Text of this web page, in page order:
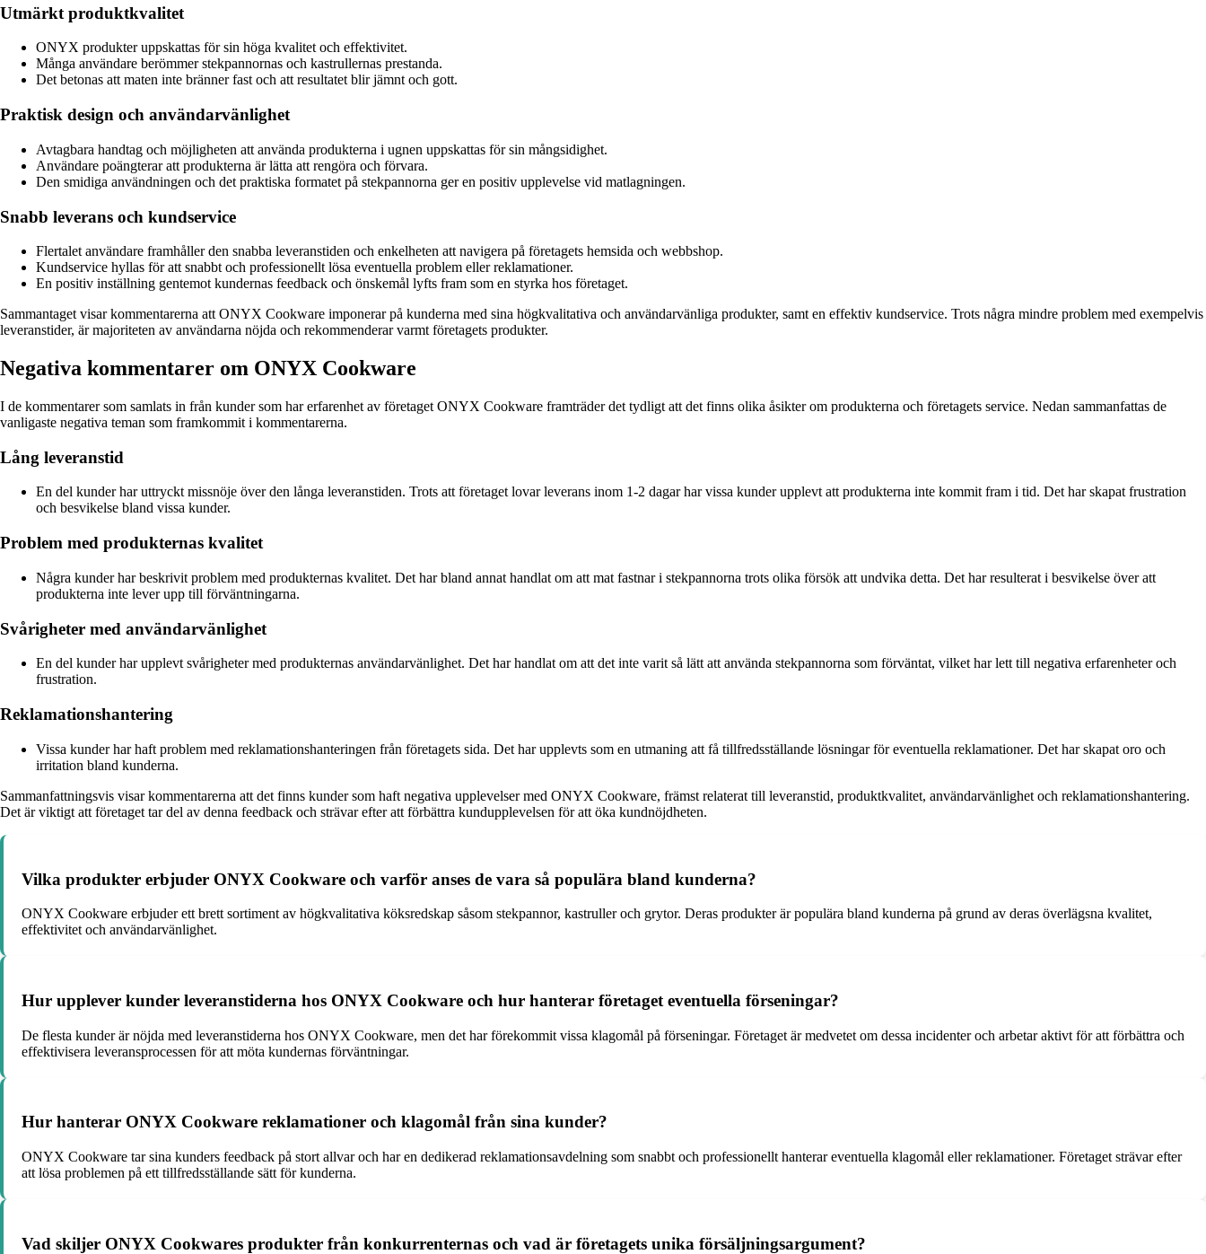
Utmärkt produktkvalitet
ONYX produkter uppskattas för sin höga kvalitet och effektivitet.
Många användare berömmer stekpannornas och kastrullernas prestanda.
Det betonas att maten inte bränner fast och att resultatet blir jämnt och gott.
Praktisk design och användarvänlighet
Avtagbara handtag och möjligheten att använda produkterna i ugnen uppskattas för sin mångsidighet.
Användare poängterar att produkterna är lätta att rengöra och förvara.
Den smidiga användningen och det praktiska formatet på stekpannorna ger en positiv upplevelse vid matlagningen.
Snabb leverans och kundservice
Flertalet användare framhåller den snabba leveranstiden och enkelheten att navigera på företagets hemsida och webbshop.
Kundservice hyllas för att snabbt och professionellt lösa eventuella problem eller reklamationer.
En positiv inställning gentemot kundernas feedback och önskemål lyfts fram som en styrka hos företaget.
Sammantaget visar kommentarerna att ONYX Cookware imponerar på kunderna med sina högkvalitativa och användarvänliga produkter, samt en effektiv kundservice. Trots några mindre problem med exempelvis
leveranstider, är majoriteten av användarna nöjda och rekommenderar varmt företagets produkter.
Negativa kommentarer om ONYX Cookware
I de kommentarer som samlats in från kunder som har erfarenhet av företaget ONYX Cookware framträder det tydligt att det finns olika åsikter om produkterna och företagets service. Nedan sammanfattas de
vanligaste negativa teman som framkommit i kommentarerna.
Lång leveranstid
En del kunder har uttryckt missnöje över den långa leveranstiden. Trots att företaget lovar leverans inom 1-2 dagar har vissa kunder upplevt att produkterna inte kommit fram i tid. Det har skapat frustration
och besvikelse bland vissa kunder.
Problem med produkternas kvalitet
Några kunder har beskrivit problem med produkternas kvalitet. Det har bland annat handlat om att mat fastnar i stekpannorna trots olika försök att undvika detta. Det har resulterat i besvikelse över att
produkterna inte lever upp till förväntningarna.
Svårigheter med användarvänlighet
En del kunder har upplevt svårigheter med produkternas användarvänlighet. Det har handlat om att det inte varit så lätt att använda stekpannorna som förväntat, vilket har lett till negativa erfarenheter och
frustration.
Reklamationshantering
Vissa kunder har haft problem med reklamationshanteringen från företagets sida. Det har upplevts som en utmaning att få tillfredsställande lösningar för eventuella reklamationer. Det har skapat oro och
irritation bland kunderna.
Sammanfattningsvis visar kommentarerna att det finns kunder som haft negativa upplevelser med ONYX Cookware, främst relaterat till leveranstid, produktkvalitet, användarvänlighet och reklamationshantering.
Det är viktigt att företaget tar del av denna feedback och strävar efter att förbättra kundupplevelsen för att öka kundnöjdheten.
Vilka produkter erbjuder ONYX Cookware och varför anses de vara så populära bland kunderna?
ONYX Cookware erbjuder ett brett sortiment av högkvalitativa köksredskap såsom stekpannor, kastruller och grytor. Deras produkter är populära bland kunderna på grund av deras överlägsna kvalitet,
effektivitet och användarvänlighet.
Hur upplever kunder leveranstiderna hos ONYX Cookware och hur hanterar företaget eventuella förseningar?
De flesta kunder är nöjda med leveranstiderna hos ONYX Cookware, men det har förekommit vissa klagomål på förseningar. Företaget är medvetet om dessa incidenter och arbetar aktivt för att förbättra och
effektivisera leveransprocessen för att möta kundernas förväntningar.
Hur hanterar ONYX Cookware reklamationer och klagomål från sina kunder?
ONYX Cookware tar sina kunders feedback på stort allvar och har en dedikerad reklamationsavdelning som snabbt och professionellt hanterar eventuella klagomål eller reklamationer. Företaget strävar efter
att lösa problemen på ett tillfredsställande sätt för kunderna.
Vad skiljer ONYX Cookwares produkter från konkurrenternas och vad är företagets unika försäljningsargument?